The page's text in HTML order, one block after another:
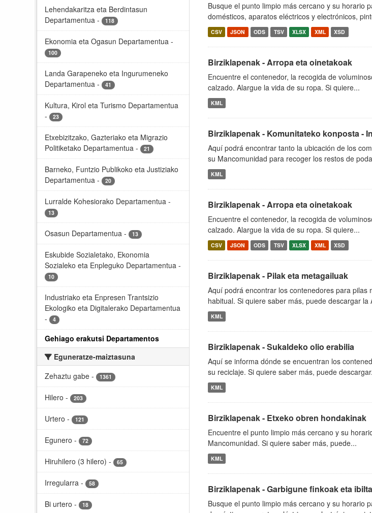
Lehendakaritza eta Berdintasun
Departamentua - 118
Ekonomia eta Ogasun Departamentua -
100
Landa Garapeneko eta Ingurumeneko
Departamentua - 41
Kultura, Kirol eta Turismo Departamentua
-
23
Etxebizitzako, Gazteriako eta Migrazio
Politiketako Departamentua - 21
Barneko, Funtzio Publikoko eta Justiziako
Departamentua - 20
Lurralde Kohesiorako Departamentua -
13
Osasun Departamentua - 13
Eskubide Sozialetako, Ekonomia
Sozialeko eta Enpleguko Departamentua -
10
Industriako eta Enpresen Trantsizio
Ekologiko eta Digitalerako Departamentua
-
4
Gehiago erakutsi Departamentos
Eguneratze-maiztasuna
Zehaztu gabe - 1361
Hilero - 203
Urtero - 121
Egunero - 72
Hiruhilero (3 hilero) - 65
Irregularra - 58
Bi urtero - 18
Busque el punto limpio más cercano y su horario
domésticos, aparatos eléctricos y electrónicos,
CSV JSON ODS TSV XLSX XML XSD
Birziklapenak - Arropa eta oinetakoak
Encuentre el contenedor, la recogida de
calzado. Alargue la vida de su ropa. Si quiere...
KML
Birziklapenak - Komunitateko konposta -
Aquí podrá encontrar tanto la ubicación de los
su Mancomunidad para recoger los restos de
KML
Birziklapenak - Arropa eta oinetakoak
Encuentre el contenedor, la recogida de
calzado. Alargue la vida de su ropa. Si quiere...
CSV JSON ODS TSV XLSX XML XSD
Birziklapenak - Pilak eta metagailuak
Aquí podrá encontrar los contenedores para
habitual. Si quiere saber más, puede descargar la
KML
Birziklapenak - Sukaldeko olio erabilia
Aquí se informa dónde se encuentran los
su reciclaje. Si quiere saber más, puede
KML
Birziklapenak - Etxeko obren hondakinak
Encuentre el punto limpio más cercano y su
Mancomunidad. Si quiere saber más, puede...
KML
Birziklapenak - Garbigune finkoak eta
Busque el punto limpio más cercano y su horario